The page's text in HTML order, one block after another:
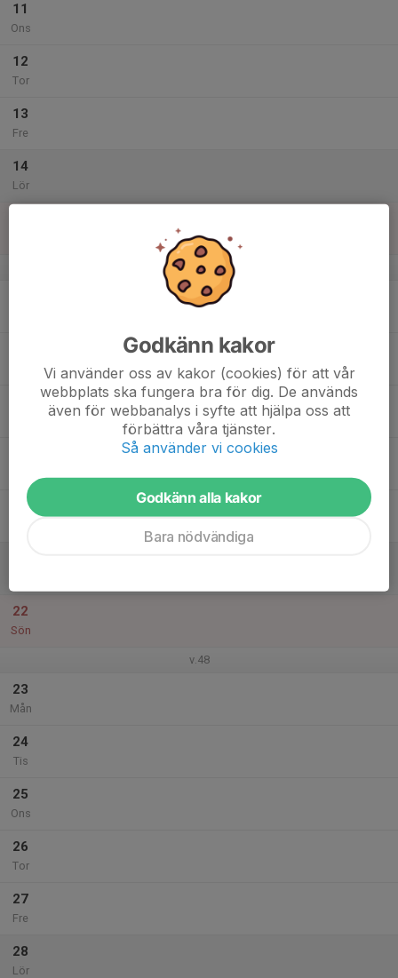
11
Ons
12
Tor
13
Fre
14
Lör
v.47
20
22
Sön
v.48
23
Mån
24
Tis
25
Ons
26
Tor
27
Fre
28
Lör
Godkänn kakor
Vi använder oss av kakor (cookies) för att vår
webbplats ska fungera bra för dig. De används
även för webbanalys i syfte att hjälpa oss att
förbättra våra tjänster.
Så använder vi cookies
Godkänn alla kakor
Bara nödvändiga